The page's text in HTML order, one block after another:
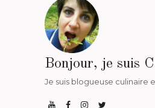
Bonjour, je suis
Je suis blogueuse culinaire